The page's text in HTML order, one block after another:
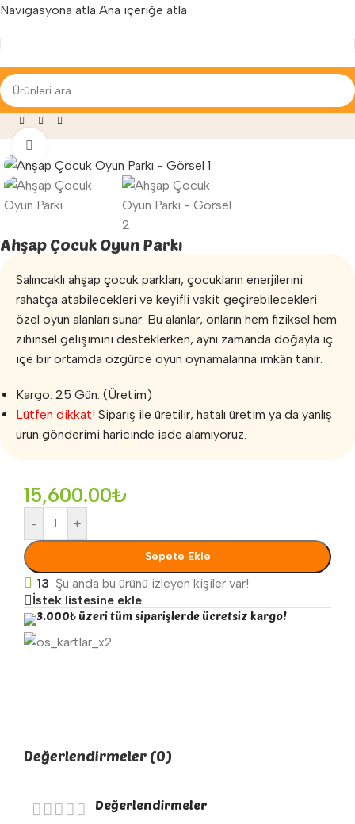
Navigasyona atla Ana içeriğe atla
Parkları»
Ahşap Çocuk Oyun Parkı
Salıncaklı ahşap çocuk parkları, çocukların enerjilerini
rahatça atabilecekleri ve keyifli vakit geçirebilecekleri
özel oyun alanları sunar. Bu alanlar, onların hem fiziksel hem
zihinsel gelişimini desteklerken, aynı zamanda doğayla iç
içe bir ortamda özgürce oyun oynamalarına imkân tanır.
Kargo: 25 Gün. (Üretim)
Lütfen dikkat! Sipariş ile üretilir, hatalı üretim ya da yanlış
ürün gönderimi haricinde iade alamıyoruz.
15,600.00₺
- +
Sepete Ekle
13 Şu anda bu ürünü izleyen kişiler var!
İstek listesine ekle
3.000₺ üzeri tüm siparişlerde ücretsiz kargo!
Değerlendirmeler (0)
Değerlendirmeler